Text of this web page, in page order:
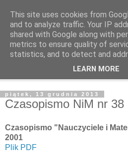
piątek, 13 grudnia 2013
Czasopismo NiM nr 38
Czasopismo "Nauczyciele i
2001
Plik PDF
This site uses cookies from
and to analyze traffic. Your IP
shared with Google along with
metrics to ensure quality of
statistics, and to detect and
LEARN MORE